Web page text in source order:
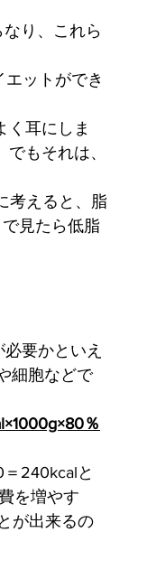
り、これら
ットができ
く耳にしま
もそれは、
考えると、脂
見たら低脂
要かといえ
細胞などで
％
240kcalと
を増やす
が出来るの